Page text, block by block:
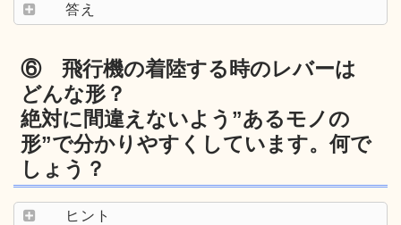
答え
⑥ 飛行機の着陸する時のレバーは
どんな形？
絶対に間違えないよう”あるモノの
形”で分かりやすくしています。何で
しょう？
ヒント